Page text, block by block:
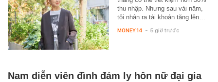
thu nhập. Nhưng sau vài năm,
tôi nhận ra tài khoản tăng lên…
MONEY.14 - 5 giờ trước
Nam diễn viên đình đám ly hôn nữ đại gia